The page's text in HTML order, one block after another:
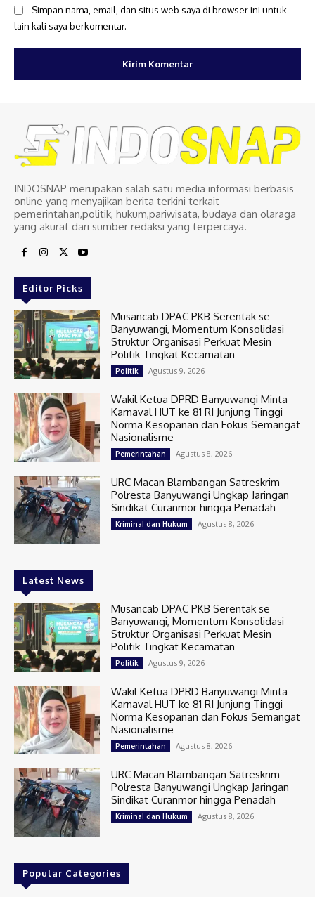
Simpan nama, email, dan situs web saya di browser ini untuk
lain kali saya berkomentar.
INDOSNAP merupakan salah satu media informasi berbasis
online yang menyajikan berita terkini terkait
pemerintahan,politik, hukum,pariwisata, budaya dan olaraga
yang akurat dari sumber redaksi yang terpercaya.
Editor Picks
Musancab DPAC PKB Serentak se
Banyuwangi, Momentum Konsolidasi
Struktur Organisasi Perkuat Mesin
Politik Tingkat Kecamatan
Politik Agustus 9, 2026
Wakil Ketua DPRD Banyuwangi Minta
Karnaval HUT ke 81 RI Junjung Tinggi
Norma Kesopanan dan Fokus Semangat
Nasionalisme
Pemerintahan Agustus 8, 2026
URC Macan Blambangan Satreskrim
Polresta Banyuwangi Ungkap Jaringan
Sindikat Curanmor hingga Penadah
Kriminal dan Hukum Agustus 8, 2026
Latest News
Musancab DPAC PKB Serentak se
Banyuwangi, Momentum Konsolidasi
Struktur Organisasi Perkuat Mesin
Politik Tingkat Kecamatan
Politik Agustus 9, 2026
Wakil Ketua DPRD Banyuwangi Minta
Karnaval HUT ke 81 RI Junjung Tinggi
Norma Kesopanan dan Fokus Semangat
Nasionalisme
Pemerintahan Agustus 8, 2026
URC Macan Blambangan Satreskrim
Polresta Banyuwangi Ungkap Jaringan
Sindikat Curanmor hingga Penadah
Kriminal dan Hukum Agustus 8, 2026
Popular Categories